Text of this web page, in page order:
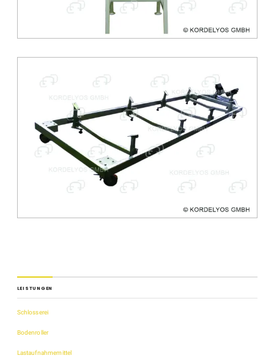
LEISTUNGEN
Schlosserei
Bodenroller
Lastaufnahmemittel